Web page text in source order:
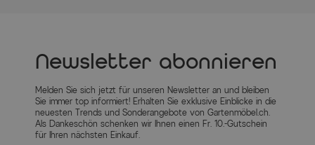
Newsletter abonnieren
Melden Sie sich jetzt für unseren Newsletter an und bleiben
Sie immer top informiert! Erhalten Sie exklusive Einblicke in die
neuesten Trends und Sonderangebote von Gartenmöbel.ch.
Als Dankeschön schenken wir Ihnen einen Fr. 10.-Gutschein
für Ihren nächsten Einkauf.